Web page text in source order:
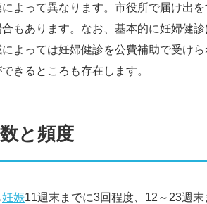
よって異なります。市役所で届け出
もあります。なお、基本的に妊婦健
よっては妊婦健診を公費補助で受け
きるところも存在します。
と頻度
妊娠11週末までに3回程度、12～23週